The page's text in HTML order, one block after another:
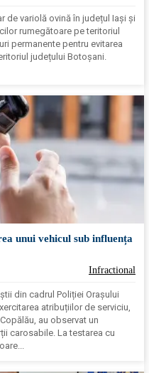
de variolă ovină în județul Iași și
rumegătoare pe teritoriul
permanente pentru evitarea
județului Botoșani.
unui vehicul sub influența
Infractional
din cadrul Poliției Orașului
atribuțiilor de serviciu,
au observat un
carosabile. La testarea cu